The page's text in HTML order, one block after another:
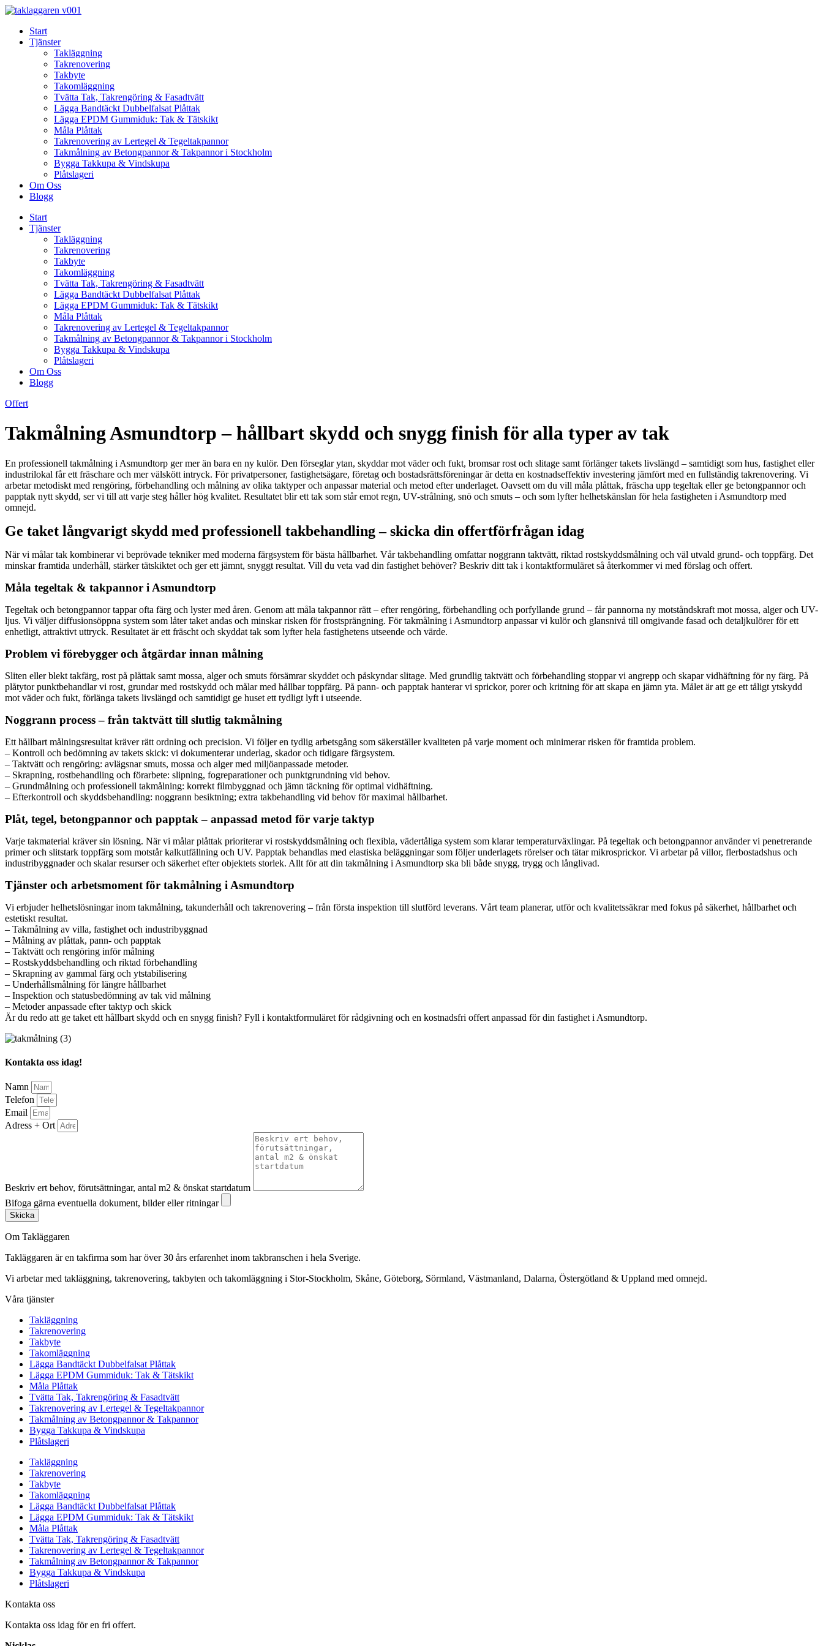
Skip
contentStart
Tjänster
Takläggning
Takrenovering
Takbyte
Takomläggning
Tvätta Tak, Takrengöring & Fasadtvätt
Lägga Bandtäckt Dubbelfalsat Plåttak
Lägga EPDM Gummiduk: Tak & Tätskikt
Måla Plåttak
Takrenovering av Lertegel & Tegeltakpannor
Takmålning av Betongpannor & Takpannor i Stockholm
Bygga Takkupa & Vindskupa
Plåtslageri
Om Oss
Blogg
Start
Tjänster
Takläggning
Takrenovering
Takbyte
Takomläggning
Tvätta Tak, Takrengöring & Fasadtvätt
Lägga Bandtäckt Dubbelfalsat Plåttak
Lägga EPDM Gummiduk: Tak & Tätskikt
Måla Plåttak
Takrenovering av Lertegel & Tegeltakpannor
Takmålning av Betongpannor & Takpannor i Stockholm
Bygga Takkupa & Vindskupa
Plåtslageri
Om Oss
Blogg
Offert
Takmålning Asmundtorp – hållbart skydd och snygg finish för alla typer av tak
En professionell takmålning i Asmundtorp ger mer än bara en ny kulör. Den förseglar ytan, skyddar mot väder och fukt, bromsar rost och slitage samt förlänger takets livslängd – samtidigt som hus, fastighet eller
industrilokal får ett fräschare och mer välskött intryck. För privatpersoner, fastighetsägare, företag och bostadsrättsföreningar är detta en kostnadseffektiv investering jämfört med en fullständig takrenovering. Vi
arbetar metodiskt med rengöring, förbehandling och målning av olika taktyper och anpassar material och metod efter underlaget. Oavsett om du vill måla plåttak, fräscha upp tegeltak eller ge betongpannor och
papptak nytt skydd, ser vi till att varje steg håller hög kvalitet. Resultatet blir ett tak som står emot regn, UV-strålning, snö och smuts – och som lyfter helhetskänslan för hela fastigheten i Asmundtorp med
omnejd.
Ge taket långvarigt skydd med professionell takbehandling – skicka din offertförfrågan idag
När vi målar tak kombinerar vi beprövade tekniker med moderna färgsystem för bästa hållbarhet. Vår takbehandling omfattar noggrann taktvätt, riktad rostskyddsmålning och väl utvald grund- och toppfärg. Det
minskar framtida underhåll, stärker tätskiktet och ger ett jämnt, snyggt resultat. Vill du veta vad din fastighet behöver? Beskriv ditt tak i kontaktformuläret så återkommer vi med förslag och offert.
Måla tegeltak & takpannor i Asmundtorp
Tegeltak och betongpannor tappar ofta färg och lyster med åren. Genom att måla takpannor rätt – efter rengöring, förbehandling och porfyllande grund – får pannorna ny motståndskraft mot mossa, alger och UV-
ljus. Vi väljer diffusionsöppna system som låter taket andas och minskar risken för frostsprängning. För takmålning i Asmundtorp anpassar vi kulör och glansnivå till omgivande fasad och detaljkulörer för ett
enhetligt, attraktivt uttryck. Resultatet är ett fräscht och skyddat tak som lyfter hela fastighetens utseende och värde.
Problem vi förebygger och åtgärdar innan målning
Sliten eller blekt takfärg, rost på plåttak samt mossa, alger och smuts försämrar skyddet och påskyndar slitage. Med grundlig taktvätt och förbehandling stoppar vi angrepp och skapar vidhäftning för ny färg. På
plåtytor punktbehandlar vi rost, grundar med rostskydd och målar med hållbar toppfärg. På pann- och papptak hanterar vi sprickor, porer och kritning för att skapa en jämn yta. Målet är att ge ett tåligt ytskydd
mot väder och fukt, förlänga takets livslängd och samtidigt ge huset ett tydligt lyft i utseende.
Noggrann process – från taktvätt till slutlig takmålning
Ett hållbart målningsresultat kräver rätt ordning och precision. Vi följer en tydlig arbetsgång som säkerställer kvaliteten på varje moment och minimerar risken för framtida problem.
– Kontroll och bedömning av takets skick: vi dokumenterar underlag, skador och tidigare färgsystem.
– Taktvätt och rengöring: avlägsnar smuts, mossa och alger med miljöanpassade metoder.
– Skrapning, rostbehandling och förarbete: slipning, fogreparationer och punktgrundning vid behov.
– Grundmålning och professionell takmålning: korrekt filmbyggnad och jämn täckning för optimal vidhäftning.
– Efterkontroll och skyddsbehandling: noggrann besiktning; extra takbehandling vid behov för maximal hållbarhet.
Plåt, tegel, betongpannor och papptak – anpassad metod för varje taktyp
Varje takmaterial kräver sin lösning. När vi målar plåttak prioriterar vi rostskyddsmålning och flexibla, vädertåliga system som klarar temperaturväxlingar. På tegeltak och betongpannor använder vi penetrerande
primer och slitstark toppfärg som motstår kalkutfällning och UV. Papptak behandlas med elastiska beläggningar som följer underlagets rörelser och tätar mikrosprickor. Vi arbetar på villor, flerbostadshus och
industribyggnader och skalar resurser och säkerhet efter objektets storlek. Allt för att din takmålning i Asmundtorp ska bli både snygg, trygg och långlivad.
Tjänster och arbetsmoment för takmålning i Asmundtorp
Vi erbjuder helhetslösningar inom takmålning, takunderhåll och takrenovering – från första inspektion till slutförd leverans. Vårt team planerar, utför och kvalitetssäkrar med fokus på säkerhet, hållbarhet och
estetiskt resultat.
– Takmålning av villa, fastighet och industribyggnad
– Målning av plåttak, pann- och papptak
– Taktvätt och rengöring inför målning
– Rostskyddsbehandling och riktad förbehandling
– Skrapning av gammal färg och ytstabilisering
– Underhållsmålning för längre hållbarhet
– Inspektion och statusbedömning av tak vid målning
– Metoder anpassade efter taktyp och skick
Är du redo att ge taket ett hållbart skydd och en snygg finish? Fyll i kontaktformuläret för rådgivning och en kostnadsfri offert anpassad för din fastighet i Asmundtorp.
Kontakta oss idag!
Namn
Telefon
Email
Adress + Ort
Beskriv ert behov, förutsättningar, antal m2 & önskat startdatum
Bifoga gärna eventuella dokument, bilder eller ritningar
Skicka
Om Takläggaren
Takläggaren är en takfirma som har över 30 års erfarenhet inom takbranschen i hela Sverige.
Vi arbetar med takläggning, takrenovering, takbyten och takomläggning i Stor-Stockholm, Skåne, Göteborg, Sörmland, Västmanland, Dalarna, Östergötland & Uppland med omnejd.
Våra tjänster
Takläggning
Takrenovering
Takbyte
Takomläggning
Lägga Bandtäckt Dubbelfalsat Plåttak
Lägga EPDM Gummiduk: Tak & Tätskikt
Måla Plåttak
Tvätta Tak, Takrengöring & Fasadtvätt
Takrenovering av Lertegel & Tegeltakpannor
Takmålning av Betongpannor & Takpannor
Bygga Takkupa & Vindskupa
Plåtslageri
Takläggning
Takrenovering
Takbyte
Takomläggning
Lägga Bandtäckt Dubbelfalsat Plåttak
Lägga EPDM Gummiduk: Tak & Tätskikt
Måla Plåttak
Tvätta Tak, Takrengöring & Fasadtvätt
Takrenovering av Lertegel & Tegeltakpannor
Takmålning av Betongpannor & Takpannor
Bygga Takkupa & Vindskupa
Plåtslageri
Kontakta oss
Kontakta oss idag för en fri offert.